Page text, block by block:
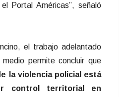
Portal Américas”, señaló
el trabajo adelantado
permite concluir que
la violencia policial está
control territorial en